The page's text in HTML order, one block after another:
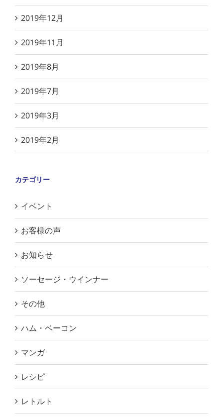
2019年12月
2019年11月
2019年8月
2019年7月
2019年3月
2019年2月
カテゴリー
イベント
お客様の声
お知らせ
ソーセージ・ウインナー
その他
ハム・ベーコン
マンガ
レシピ
レトルト